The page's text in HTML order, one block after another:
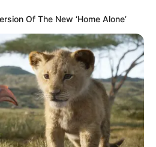
Of The New ‘Home Alone’